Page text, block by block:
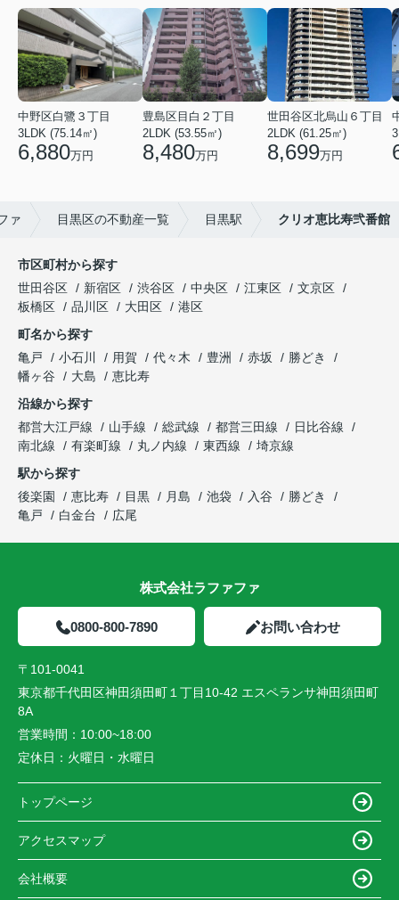
中野区白鷺３丁目
3LDK (75.14㎡)
6,880万円
豊島区目白２丁目
2LDK (53.55㎡)
8,480万円
世田谷区北烏山６丁目
2LDK (61.25㎡)
8,699万円
ァ 目黒区の不動産一覧 目黒駅 クリオ恵比寿弐番館
市区町村から探す
世田谷区
新宿区 渋谷区 中央区 江東区
文京区
板橋区
品川区 大田区
港区
町名から探す
亀戸
小石川 用賀 代々木 豊洲 赤坂
勝どき
幡ヶ谷
大島
恵比寿
沿線から探す
都営大江戸線
山手線 総武線 都営三田線
日比谷線
南北線
有楽町線 丸ノ内線 東西線
埼京線
駅から探す
後楽園
恵比寿 目黒 月島 池袋 入谷
勝どき
亀戸
白金台 広尾
株式会社ラファファ
0800-800-7890 お問い合わせ
〒101-0041
東京都千代田区神田須田町１丁目10-42 エスペランサ神田須田町
8A
営業時間： 10:00~18:00
定休日： 火曜日・水曜日
トップページ
アクセスマップ
会社概要